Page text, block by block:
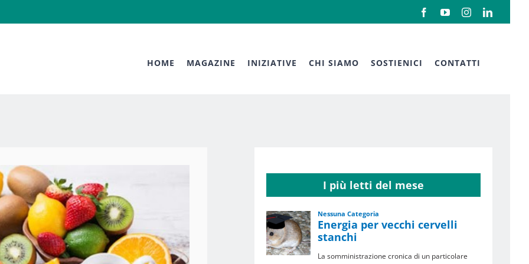
FacebookYouTubeInstagramLinkedIn
HOME MAGAZINE INIZIATIVE CHI SIAMO SOSTIENICI CONTATTI
I più letti del mese